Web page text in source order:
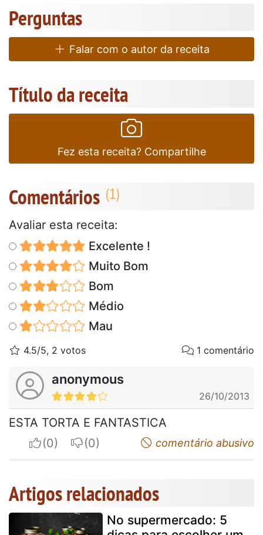
Perguntas
Falar com o autor da receita
Título da receita
Fez esta receita? Compartilhe
Comentários
Avaliar esta receita:
Excelente !
Muito Bom
Bom
Médio
Mau
4.5/5, 2 votos 1 comentário
anonymous
26/10/2013
ESTA TORTA E FANTASTICA
I apreciateI do not appreciatecomentário abusivo
Artigos relacionados
No supermercado: 5